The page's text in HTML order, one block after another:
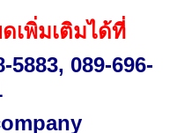
เพิ่มเติมได้ที่
-5883, 089-696-